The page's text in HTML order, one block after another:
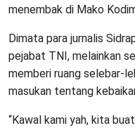
menembak di Mako
Dimata para jurnalis
pejabat TNI, melainkan
memberi ruang selebar-
masukan tentang
“Kawal kami yah, kita